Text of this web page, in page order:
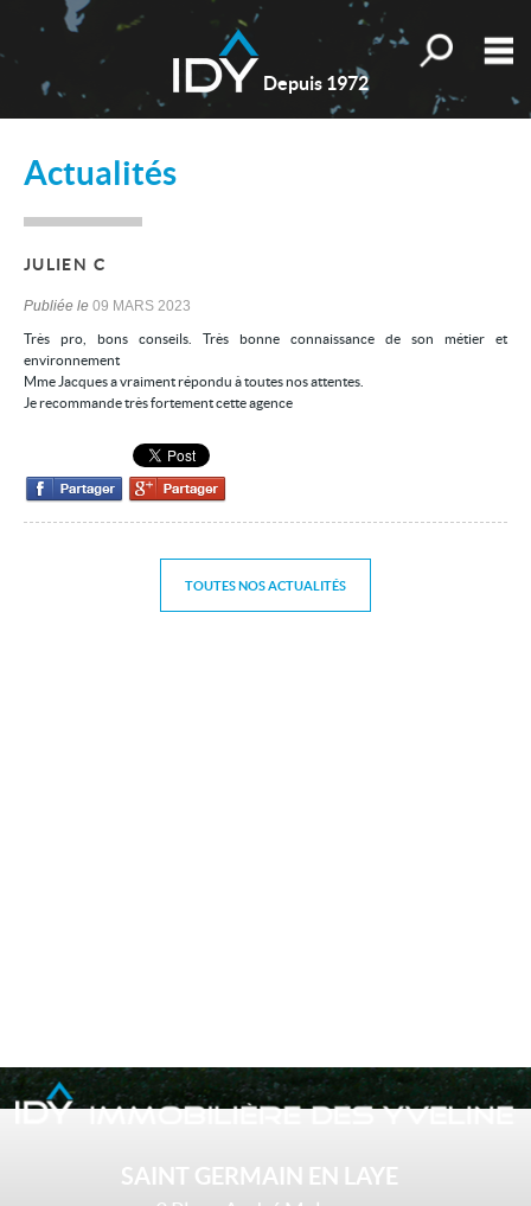
Depuis 1972
Toutes nos
Nos valeurs
Nos actualités
Les témoignages
Mes sélections
Nos biens
Actualités
JULIEN C
Publiée le 09 MARS 2023
Très pro, bons conseils. Très bonne connaissance de son métier et
environnement
Mme Jacques a vraiment répondu à toutes nos attentes.
Je recommande très fortement cette agence
TOUTES NOS ACTUALITÉS
SAINT GERMAIN EN LAYE